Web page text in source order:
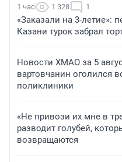
1 час 1 328 1
«Заказали на 3-летие»:
Казани турок забрал
Новости ХМАО за 5
вартовчанин оголился
поликлиники
«Не привози их мне в
разводит голубей,
возвращаются